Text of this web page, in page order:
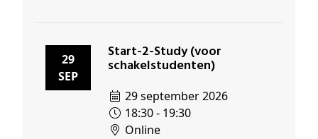
29
SEP
Start-2-Study (voor
schakelstudenten)
29 september 2026
18:30 - 19:30
Online